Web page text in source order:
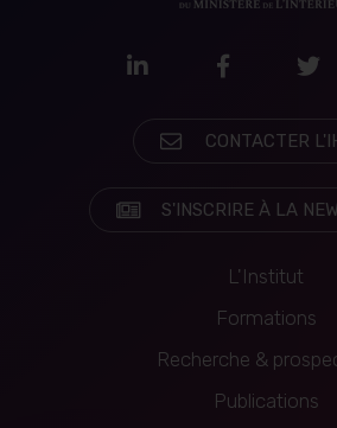
LinkedInFacebook
CONTACTER
S'INSCRIRE À LA
Navigation
L'Institut
Formations
Recherche &
Publications